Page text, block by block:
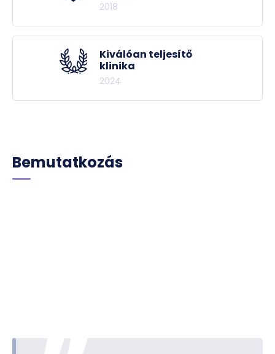
Bemutatkozás
2018
Kiválóan teljesítő
klinika
2024